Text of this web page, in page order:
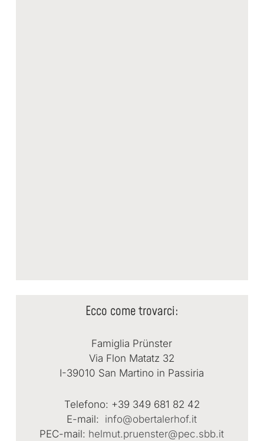
Ecco come trovarci:
Famiglia Prünster
Via Flon Matatz 32
I-39010 San Martino in Passiria
Telefono: +39 349 681 82 42
E-mail: info@obertalerhof.it
PEC-mail: helmut.pruenster@pec.sbb.it